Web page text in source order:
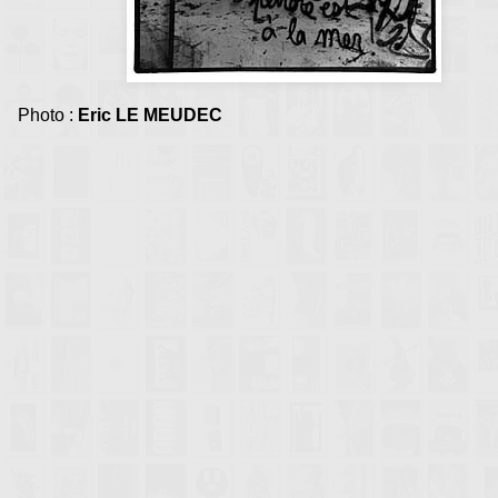
Photo : Eric LE MEUDEC
Accueil Rencontres :
Le Pré Saint Gervais 2015